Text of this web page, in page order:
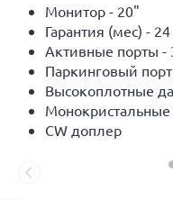
Монитор - 20"
Гарантия (мес) - 24
Активные порты -
Паркинговый порт
Высокоплотные
Монокристальные
CW доплер